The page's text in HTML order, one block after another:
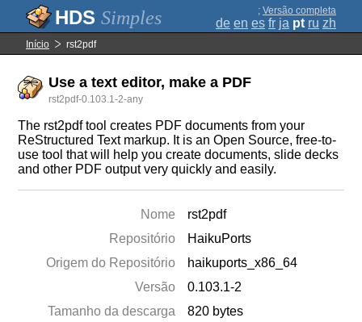
Simples ; Versão completa
de en es fr ja pt ru zh
Início rst2pdf
Use a text editor, make a PDF
rst2pdf-0.103.1-2-any
The rst2pdf tool creates PDF documents from your
ReStructured Text markup. It is an Open Source, free-to-
use tool that will help you create documents, slide decks
and other PDF output very quickly and easily.
Nome
rst2pdf
Repositório
HaikuPorts
Origem do Repositório
haikuports_x86_64
Versão
0.103.1-2
Tamanho da descarga
820 bytes